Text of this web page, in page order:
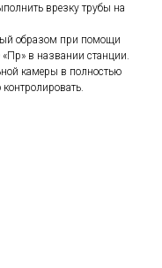
врезку трубы на
образом при помощи
«Пр» в названии станции.
камеры в полностью